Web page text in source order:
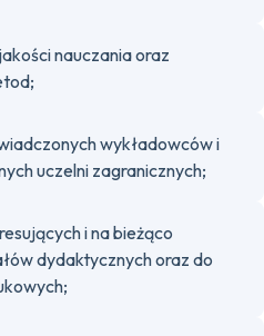
nauczania oraz
wykładowców i
uczelni zagranicznych;
i na bieżąco
dydaktycznych oraz do